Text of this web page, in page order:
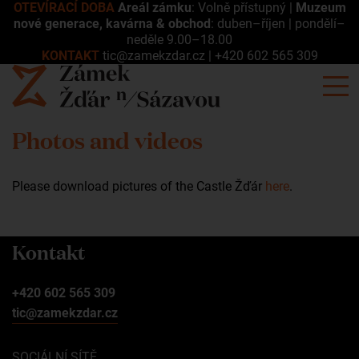
OTEVÍRACÍ DOBA Areál zámku: Volně přístupný | Muzeum
nové generace, kavárna & obchod: duben–říjen | pondělí–
neděle 9.00–18.00
KONTAKT tic@zamekzdar.cz | +420 602 565 309
Photos and videos
Please download pictures of the Castle Žďár here.
Kontakt
+420 602 565 309
tic@zamekzdar.cz